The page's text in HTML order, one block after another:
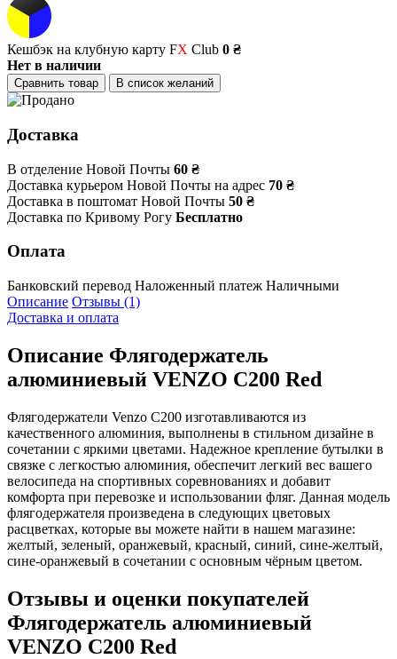
Кешбэк на клубную карту FX Club 0 ₴
Нет в наличии
Сравнить товар В список желаний
Доставка
В отделение Новой Почты 60 ₴
Доставка курьером Новой Почты на адрес 70 ₴
Доставка в поштомат Новой Почты 50 ₴
Доставка по Кривому Рогу Бесплатно
Оплата
Банковский перевод Наложенный платеж Наличными
Описание Отзывы (1)
Доставка и оплата
Описание Флягодержатель
алюминиевый VENZO C200 Red
Флягодержатели Venzo C200 изготавливаются из
качественного алюминия, выполнены в стильном дизайне в
сочетании с яркими цветами. Надежное крепление бутылки в
связке с легкостью алюминия, обеспечит легкий вес вашего
велосипеда на спортивных соревнованиях и добавит
комфорта при перевозке и использовании фляг. Данная модель
флягодержателя произведена в следующих цветовых
расцветках, которые вы можете найти в нашем магазине:
желтый, зеленый, оранжевый, красный, синий, сине-желтый,
сине-оранжевый в сочетании с основным чёрным цветом.
Отзывы и оценки покупателей
Флягодержатель алюминиевый
VENZO C200 Red